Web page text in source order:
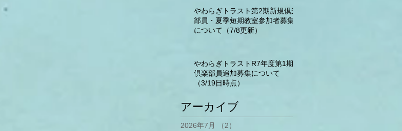
やわらぎトラスト第2期新規倶楽
部員・夏季短期教室参加者募集
について（7/8更新）
やわらぎトラストR7年度第1期
倶楽部員追加募集について
（3/19日時点）
アーカイブ
2026年7月 （2）